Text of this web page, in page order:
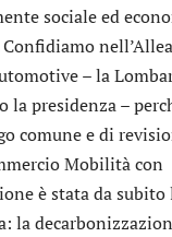
sociale ed
– la
la presidenza –
comune e di
Mobilità con
è stata da subito
la